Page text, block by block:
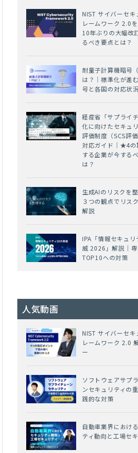
NIST サイバーセキ
レームワーク 2.0
10年ぶりの大幅改
るべき要点とは？
耐量子計算機暗号
は？｜標準化が進
号と各国の対応状
経産省「サプライ
化に向けたセキュ
評価制度（SCS評価
対応ガイド｜★4の
する企業が今する
は？
生成AIのリスクを
３つの観点でリス
解説
IPA「情報セキュ
威 2026」解説｜
TOP10への対策
人気動画
NIST サイバーセキ
レームワーク 2.0
ー
ソフトウェアサプ
ンセキュリティの
践的な対策
自動車業界におけ
ティ動向と工場セ